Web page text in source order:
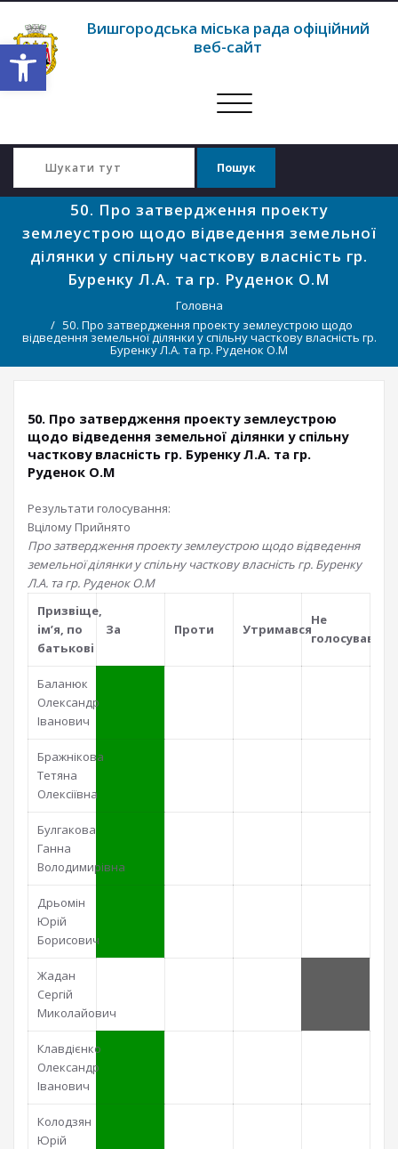
Відкрити Панель інструментів
Вишгородська міська рада офіційний
веб-сайт
Перемкнути
50. Про затвердження проекту
землеустрою щодо відведення земельної
ділянки у спільну часткову власність гр.
Буренку Л.А. та гр. Руденок О.М
Головна
50. Про затвердження проекту землеустрою щодо
відведення земельної ділянки у спільну часткову власність гр.
Буренку Л.А. та гр. Руденок О.М
50. Про затвердження проекту землеустрою
щодо відведення земельної ділянки у спільну
часткову власність гр. Буренку Л.А. та гр.
Руденок О.М
Результати голосування:
Вцілому Прийнято
Про затвердження проекту землеустрою щодо відведення
земельної ділянки у спільну часткову власність гр. Буренку
Л.А. та гр. Руденок О.М
Призвiще,
iм’я, по
батьковi
За Проти Утримався
Не
голосував
Баланюк
Олександр
Іванович
Бражнікова
Тетяна
Олексіївна
Булгакова
Ганна
Володимирівна
Дрьомін
Юрій
Борисович
Жадан
Сергій
Миколайович
Клавдієнко
Олександр
Іванович
Колодзян
Юрій